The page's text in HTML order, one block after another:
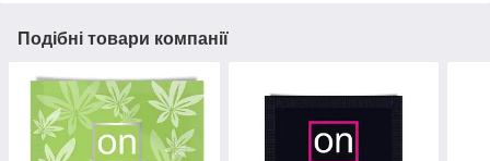
Подібні товари компанії